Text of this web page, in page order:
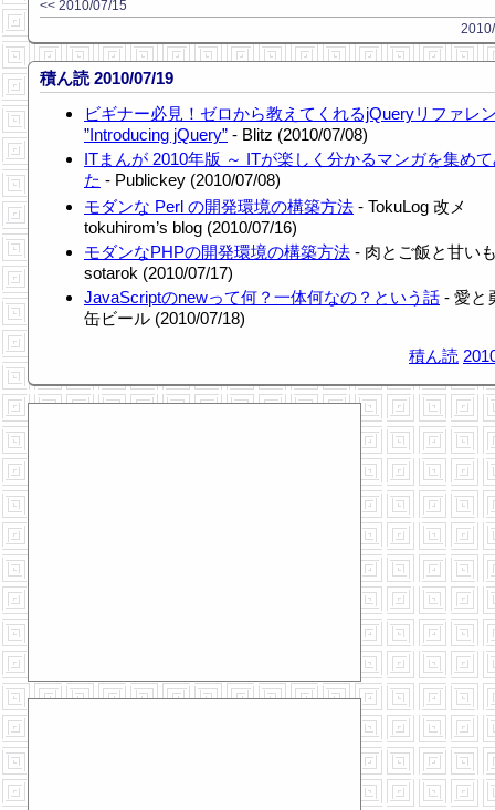
<< 2010/07/15
積ん読 2010/07/19
ビギナー必見！ゼロから教えてくれるjQueryリファレ
”Introducing jQuery” - Blitz (2010/07/08)
ITまんが 2010年版 ～ ITが楽しく分かるマンガを集め
た - Publickey (2010/07/08)
モダンな Perl の開発環境の構築方法 - TokuLog 改メ
tokuhirom’s blog (2010/07/16)
モダンなPHPの開発環境の構築方法 - 肉とご飯と甘い
sotarok (2010/07/17)
JavaScriptのnewって何？一体何なの？という話 - 愛と
缶ビール (2010/07/18)
積ん読